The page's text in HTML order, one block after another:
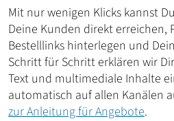
Mit nur wenigen Klicks kannst Du
Deine Kunden direkt erreichen,
Bestelllinks hinterlegen und
Schritt für Schritt erklären wir
Text und multimediale Inhalte
automatisch auf allen Kanälen
zur Anleitung für Angebote.